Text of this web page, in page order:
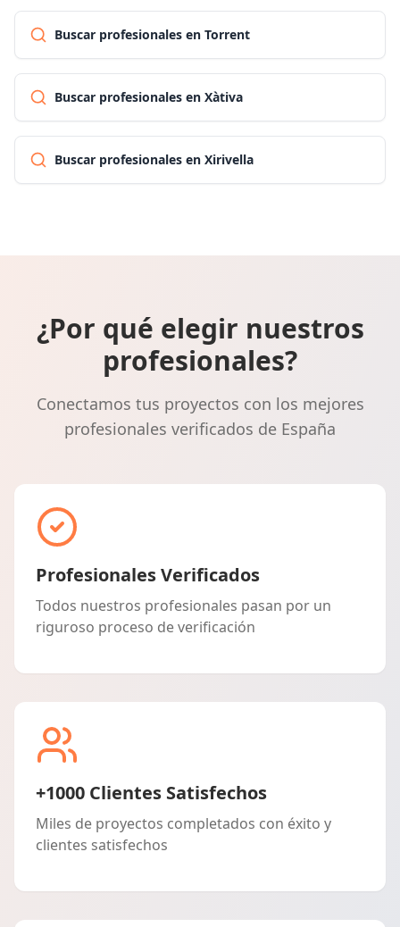
Buscar profesionales en Torrent
Buscar profesionales en Xàtiva
Buscar profesionales en Xirivella
¿Por qué elegir nuestros
profesionales?
Conectamos tus proyectos con los mejores
profesionales verificados de España
Profesionales Verificados
Todos nuestros profesionales pasan por un
riguroso proceso de verificación
+1000 Clientes Satisfechos
Miles de proyectos completados con éxito y
clientes satisfechos